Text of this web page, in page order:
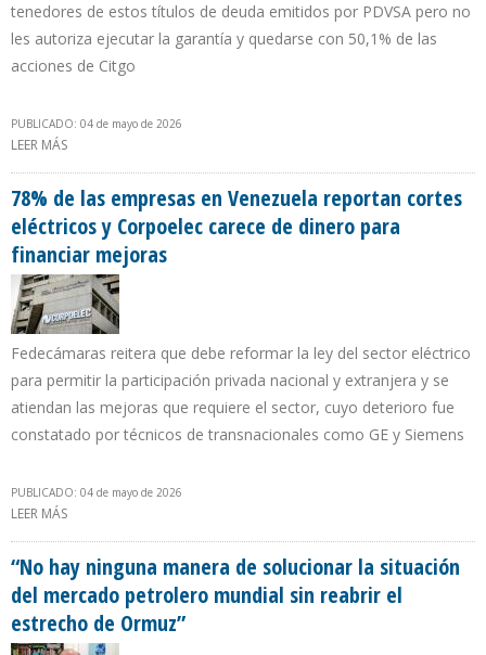
tenedores de estos títulos de deuda emitidos por PDVSA pero no
les autoriza ejecutar la garantía y quedarse con 50,1% de las
acciones de Citgo
PUBLICADO: 04 de mayo de 2026
LEER MÁS
78% de las empresas en Venezuela reportan cortes
eléctricos y Corpoelec carece de dinero para
financiar mejoras
Fedecámaras reitera que debe reformar la ley del sector eléctrico
para permitir la participación privada nacional y extranjera y se
atiendan las mejoras que requiere el sector, cuyo deterioro fue
constatado por técnicos de transnacionales como GE y Siemens
PUBLICADO: 04 de mayo de 2026
LEER MÁS
MEJORAS
“No hay ninguna manera de solucionar la situación
del mercado petrolero mundial sin reabrir el
estrecho de Ormuz”